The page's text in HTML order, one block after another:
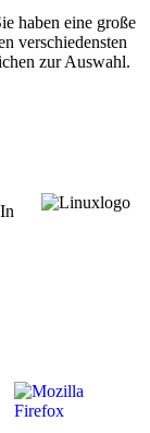
haben eine große
verschiedensten
zur Auswahl.